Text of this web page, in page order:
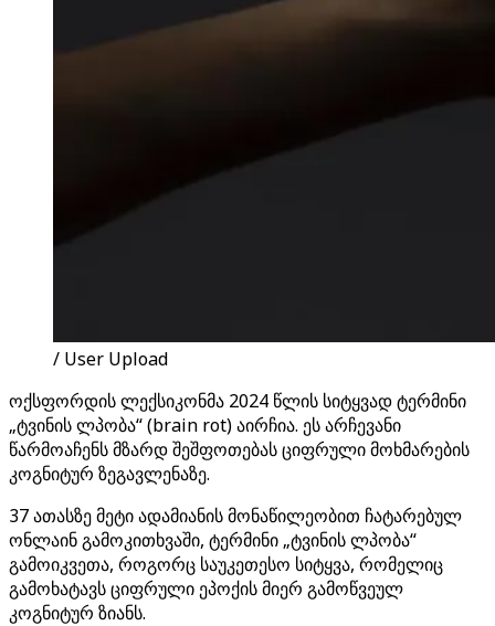
/ User Upload
ოქსფორდის ლექსიკონმა 2024 წლის სიტყვად ტერმინი
„ტვინის ლპობა“ (brain rot) აირჩია. ეს არჩევანი
წარმოაჩენს მზარდ შეშფოთებას ციფრული მოხმარების
კოგნიტურ ზეგავლენაზე.
37 ათასზე მეტი ადამიანის მონაწილეობით ჩატარებულ
ონლაინ გამოკითხვაში, ტერმინი „ტვინის ლპობა“
გამოიკვეთა, როგორც საუკეთესო სიტყვა, რომელიც
გამოხატავს ციფრული ეპოქის მიერ გამოწვეულ
კოგნიტურ ზიანს.